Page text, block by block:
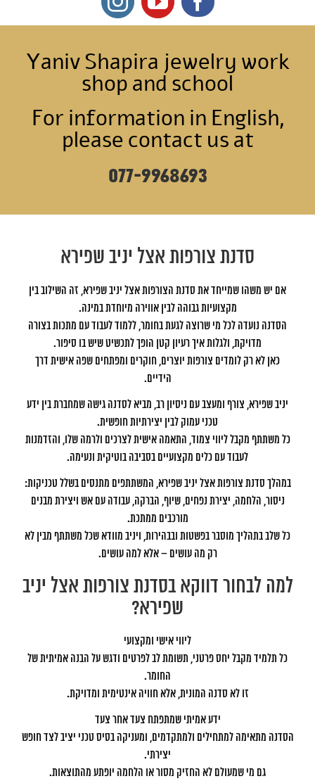
Yaniv Shapira jewelry work
shop and school
For information in English,
please contact us at
077-9968693
סדנת צורפות אצל יניב שפירא
אם יש משהו שמייחד את סדנת הצורפות אצל יניב שפירא, זה השילוב בין
מקצועיות גבוהה לבין אווירה מיוחדת במינה.
הסדנה נועדה לכל מי שרוצה לגעת בחומר, ללמוד לעבוד עם מתכות בצורה
מדויקת, ולגלות איך רעיון קטן הופך לתכשיט שיש בו סיפור.
כאן לא רק לומדים צורפות יוצרים, חוקרים ומפתחים שפה אישית דרך
הידיים.
יניב שפירא, צורף ומעצב עם ניסיון רב, מביא לסדנה גישה שמחברת בין ידע
טכני עמוק לבין יצירתיות חופשית.
כל משתתף מקבל ליווי צמוד, התאמה אישית לצרכים ולרמה שלו, והזדמנות
לעבוד עם כלים מקצועיים בסביבה בוטיקית ונעימה.
במהלך סדנת צורפות אצל יניב שפירא, המשתתפים מתנסים בשלל טכניקות:
ניסור, הלחמה, יצירת נפחים, שיוף, הברקה, עבודה עם אש ויצירת מבנים
מורכבים ממתכת.
כל שלב בתהליך מוסבר בפשטות ובבהירות, ויניב מוודא שכל משתתף מבין לא
רק מה עושים – אלא למה עושים.
למה לבחור דווקא בסדנת צורפות אצל יניב
שפירא?
ליווי אישי ומקצועי
כל תלמיד מקבל יחס פרטני, תשומת לב לפרטים ודגש על הבנה אמיתית של
החומר.
זו לא סדנה המונית, אלא חוויה אינטימית ומדויקת.
ידע אמיתי שמתפתח צעד אחר צעד
הסדנה מתאימה למתחילים ולמתקדמים, ומעניקה בסיס טכני יציב לצד חופש
יצירתי.
גם מי שמעולם לא החזיק מסור או הלחמה יופתע מהתוצאות.